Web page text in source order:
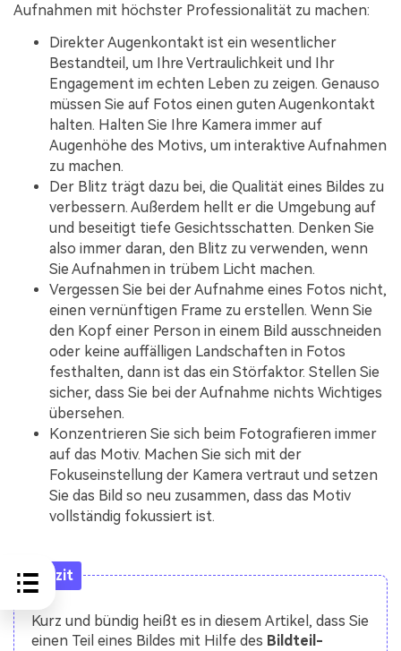
Aufnahmen mit höchster Professionalität zu machen:
Direkter Augenkontakt ist ein wesentlicher
Bestandteil, um Ihre Vertraulichkeit und Ihr
Engagement im echten Leben zu zeigen. Genauso
müssen Sie auf Fotos einen guten Augenkontakt
halten. Halten Sie Ihre Kamera immer auf
Augenhöhe des Motivs, um interaktive Aufnahmen
zu machen.
Der Blitz trägt dazu bei, die Qualität eines Bildes zu
verbessern. Außerdem hellt er die Umgebung auf
und beseitigt tiefe Gesichtsschatten. Denken Sie
also immer daran, den Blitz zu verwenden, wenn
Sie Aufnahmen in trübem Licht machen.
Vergessen Sie bei der Aufnahme eines Fotos nicht,
einen vernünftigen Frame zu erstellen. Wenn Sie
den Kopf einer Person in einem Bild ausschneiden
oder keine auffälligen Landschaften in Fotos
festhalten, dann ist das ein Störfaktor. Stellen Sie
sicher, dass Sie bei der Aufnahme nichts Wichtiges
übersehen.
Konzentrieren Sie sich beim Fotografieren immer
auf das Motiv. Machen Sie sich mit der
Fokuseinstellung der Kamera vertraut und setzen
Sie das Bild so neu zusammen, dass das Motiv
vollständig fokussiert ist.
Fazit
Kurz und bündig heißt es in diesem Artikel, dass Sie
einen Teil eines Bildes mit Hilfe des Bildteil-